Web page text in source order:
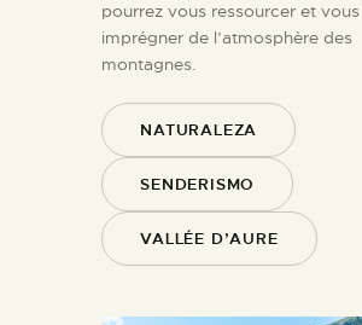
pourrez vous ressourcer et vous
imprégner de l’atmosphère des
montagnes.
NATURALEZA
SENDERISMO
VALLÉE D’AURE